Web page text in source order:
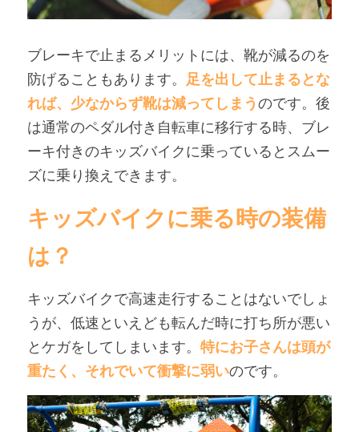
ブレーキで止まるメリットには、靴が減るのを
防げることもあります。 足を出して止まるとな
れば、少なからず靴は減ってしまう のです。後
は通常のペダル付き自転車に移行する時、ブレ
ーキ付きのキッズバイクに乗っているとスムー
ズに乗り換えできます。
キッズバイクに乗る時の装備
は？
キッズバイクで高速走行することはないでしょ
うが、低速といえども転んだ時に打ち所が悪い
とケガをしてしまいます。 特にお子さんは頭が
重たく、それでいて衝撃に弱いのです。